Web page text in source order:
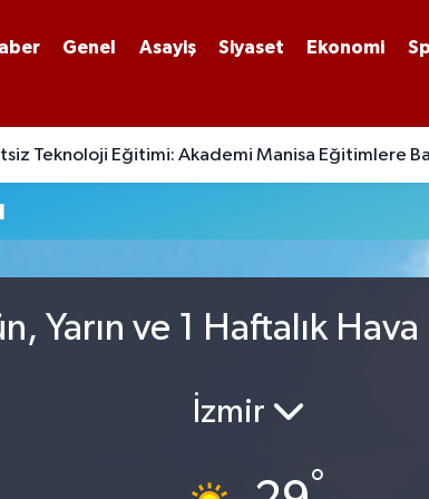
Genel Asayiş Siyaset Ekonomi
Teknoloji Eğitimi: Akademi Manisa Eğitimlere
Yarın ve 1 Haftalık
İzmir
°